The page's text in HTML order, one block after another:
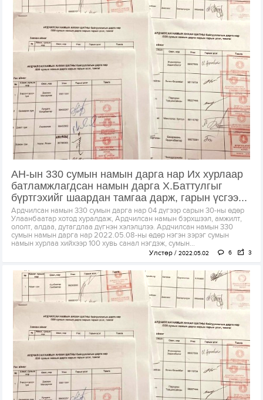
АН-ын 330 сумын намын дарга нар Их хурлаар
батламжлагдсан намын дарга Х.Баттулгыг
бүртгэхийг шаардан тамгаа дарж, гарын үсгээ...
Ардчилсан намын 330 сумын дарга нар 04 дүгээр сарын 30-ны өдөр
Улаанбаатар хотод хуралдаж, Ардчилсан намын бэрхшээл, амжилт,
ололт, алдаа, дутагдлаа дүгнэн хэлэлцлээ. Ардчилсан намын 330
сумын намын дарга нар 2022.05.08-ны өдөр нэгэн зэрэг сумын
намын хурлаа хийхээр 100 хувь санал нэгдэж, сумын...
Улстөр 2022.05.02 6 3